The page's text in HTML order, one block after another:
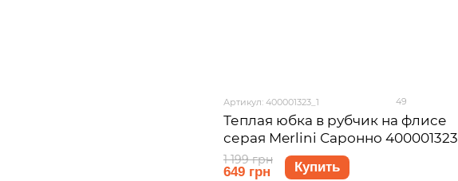
Артикул: 400001323_1 49
Теплая юбка в рубчик на флисе
серая Merlini Саронно 400001323
размер S-M (42-44)
1 199 грн
649 грн Купить